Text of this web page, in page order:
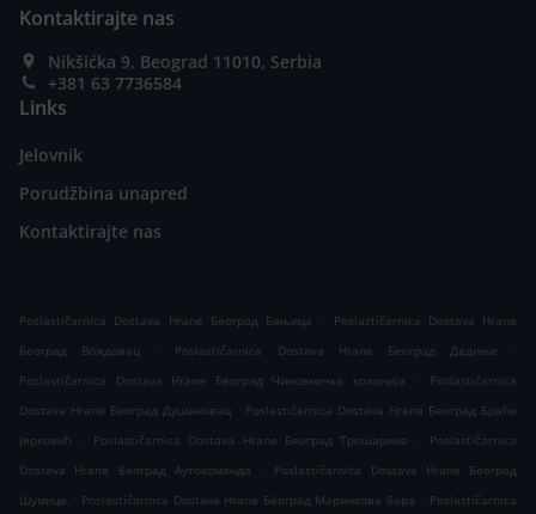
Kontaktirajte nas
Nikšićka 9, Beograd 11010, Serbia
+381 63 7736584
Links
Jelovnik
Porudžbina unapred
Kontaktirajte nas
Poslastičarnica Dostava Hrane Београд Бањица .
Poslastičarnica Dostava Hrane
Београд Вождовац
. Poslastičarnica Dostava Hrane Београд Дедиње
.
Poslastičarnica Dostava Hrane Београд Чиновничка колонија
.
Poslastičarnica
Dostava Hrane Београд Душановац . Poslastičarnica Dostava Hrane Београд Браће
Јерковић
. Poslastičarnica Dostava Hrane Београд Трошарина . Poslastičarnica
Dostava Hrane Београд Аутокоманда
.
Poslastičarnica Dostava Hrane Београд
Шумице . Poslastičarnica Dostava Hrane Београд Маринкова бара . Poslastičarnica